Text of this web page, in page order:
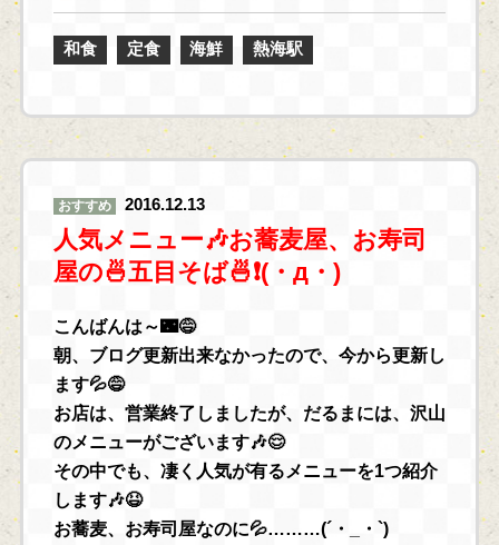
和食 定食 海鮮 熱海駅
おすすめ 2016.12.13
人気メニュー🎶お蕎麦屋、お寿司
屋の🍜五目そば🍜❗(・д・)
こんばんは～🌃😅
朝、ブログ更新出来なかったので、今から更新し
ます💦😅
お店は、営業終了しましたが、だるまには、沢山
のメニューがございます🎶😌
その中でも、凄く人気が有るメニューを1つ紹介
します🎶😆
お蕎麦、お寿司屋なのに💦………(´・_・`)